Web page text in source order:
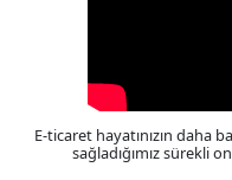
E-ticaret hayatınızın daha
sağladığımız sürekli